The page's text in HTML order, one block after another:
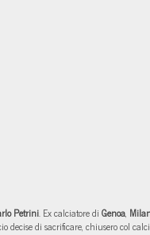
Petrini. Ex calciatore di Genoa,
decise di sacrificare, chiusero col